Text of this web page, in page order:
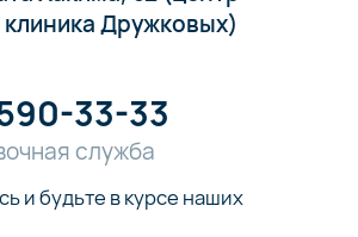
Дружковых)
33-33
служба
и будьте в курсе наших